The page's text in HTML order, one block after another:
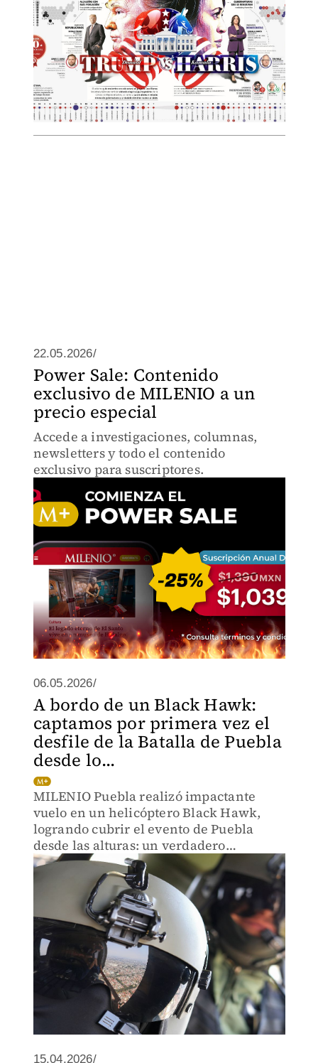
22.05.2026/
Power Sale: Contenido
exclusivo de MILENIO a un
precio especial
Accede a investigaciones, columnas,
newsletters y todo el contenido
exclusivo para suscriptores.
06.05.2026/
A bordo de un Black Hawk:
captamos por primera vez el
desfile de la Batalla de Puebla
desde lo...
MILENIO Puebla realizó impactante
vuelo en un helicóptero Black Hawk,
logrando cubrir el evento de Puebla
desde las alturas: un verdadero
privilegio.
15.04.2026/